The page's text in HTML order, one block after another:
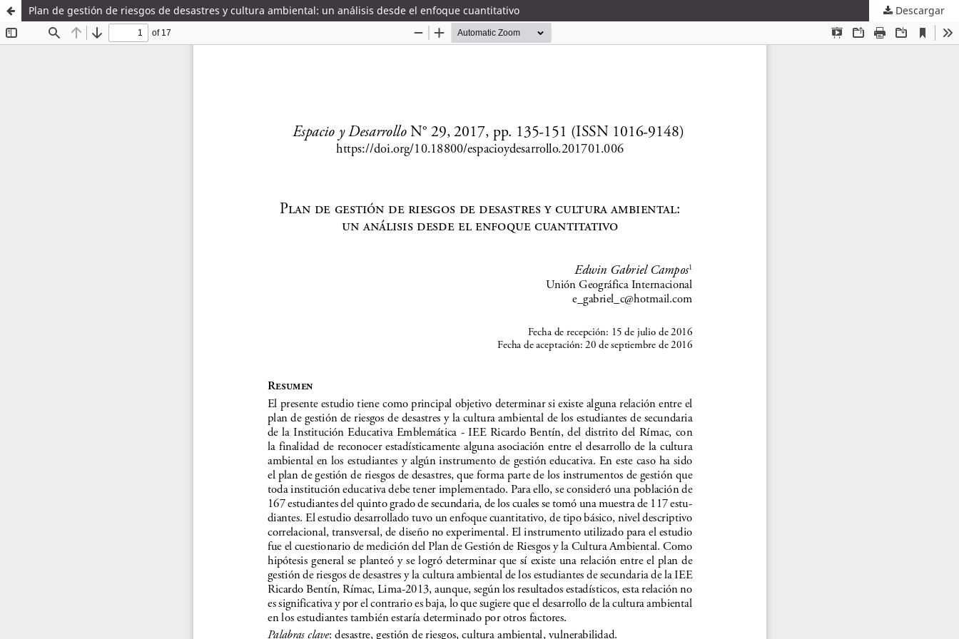
Plan de gestión de riesgos de desastres y cultura ambiental: un análisis desde el enfoque cuantitativo Descargar